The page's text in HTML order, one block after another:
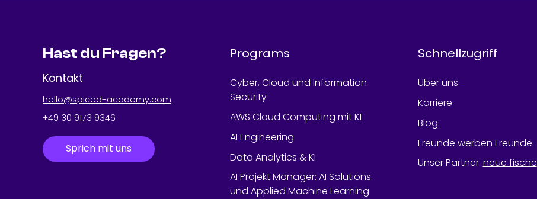
Hast du Fragen?
Kontakt
hello@spiced-academy.com
+49 30 9173 9346
Sprich mit uns
Programs
Cyber, Cloud und Information
Security
AWS Cloud Computing mit KI
AI Engineering
Data Analytics & KI
AI Projekt Manager: AI Solutions
und Applied Machine Learning
Schnellzugriff
Über uns
Karriere
Blog
Freunde werben Freunde
Unser Partner: neue fische